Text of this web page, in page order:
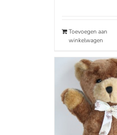
Toevoegen aan
winkelwagen